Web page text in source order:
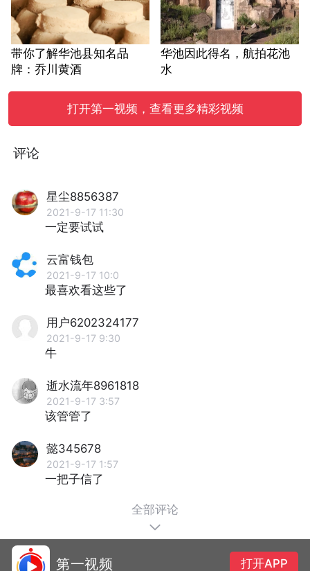
带你了解华池县知名品
牌：乔川黄酒
华池因此得名，航拍花池
水
打开第一视频，查看更多精彩视频
评论
星尘8856387
2021-9-17 11:30
一定要试试
云富钱包
2021-9-17 10:0
最喜欢看这些了
用户6202324177
2021-9-17 9:30
牛
逝水流年8961818
2021-9-17 3:57
该管管了
懿345678
2021-9-17 1:57
一把子信了
全部评论
第一视频 打开APP